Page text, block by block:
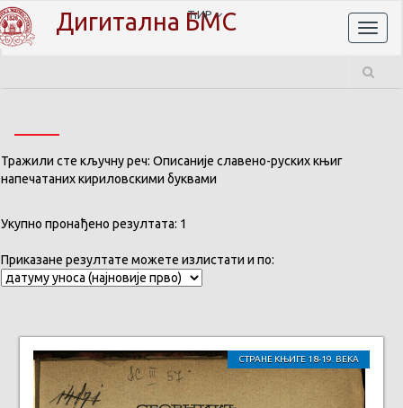
Дигитална БМС
ЋИР
Тражили сте кључну реч: Описаније славено-руских књиг
напечатаних кириловскими буквами
Укупно пронађено резултата: 1
Приказане резултате можете излистати и по:
СТРАНЕ КЊИГЕ 18-19. ВЕКА